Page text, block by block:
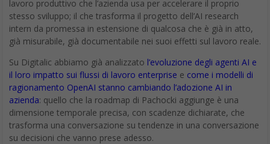
lavoro produttivo che l’azienda usa per accelerare il proprio
stesso sviluppo; il che trasforma il progetto dell’AI research
intern da promessa in estensione di qualcosa che è già in atto,
già misurabile, già documentabile nei suoi effetti sul lavoro reale.
Su Digitalic abbiamo già analizzato l’evoluzione degli agenti AI e
il loro impatto sui flussi di lavoro enterprise e come i modelli di
ragionamento OpenAI stanno cambiando l’adozione AI in
azienda: quello che la roadmap di Pachocki aggiunge è una
dimensione temporale precisa, con scadenze dichiarate, che
trasforma una conversazione su tendenze in una conversazione
su decisioni che vanno prese adesso.